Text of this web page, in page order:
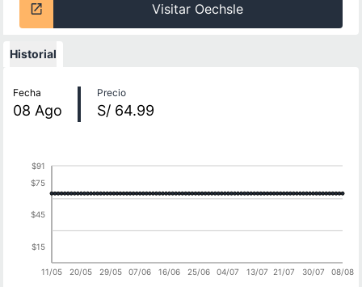
Visitar Oechsle
Historial
Fecha
08 Ago
Precio
S/ 64.99
11/05 20/05 29/05 07/06 16/06 25/06 04/07 13/07 21/07 30/07 08/08
$15
$45
$75
$91